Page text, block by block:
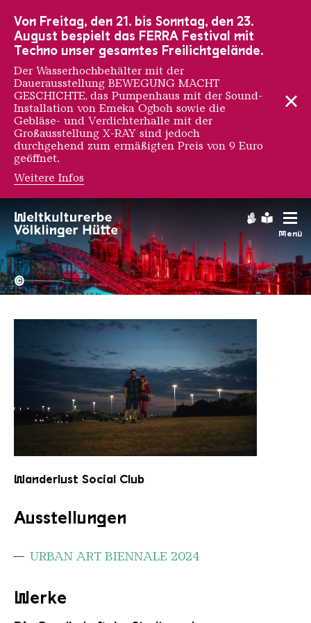
Menü
Wanderlust Social Club
Hochofengruppe in Rot
Copyright:
©
Portrait Wanderlust
Wanderlust Social Club
Ausstellungen
URBAN ART BIENNALE 2024
Werke
Von Freitag, den 21. bis Sonntag, den 23.
August bespielt das FERRA Festival mit
Techno unser gesamtes Freilichtgelände.
Der Wasserhochbehälter mit der
Dauerausstellung BEWEGUNG MACHT
GESCHICHTE, das Pumpenhaus mit der Sound-
Installation von Emeka Ogboh sowie die
Gebläse- und Verdichterhalle mit der
Großausstellung X-RAY sind jedoch
durchgehend zum ermäßigten Preis von 9 Euro
geöffnet.
Weitere Infos